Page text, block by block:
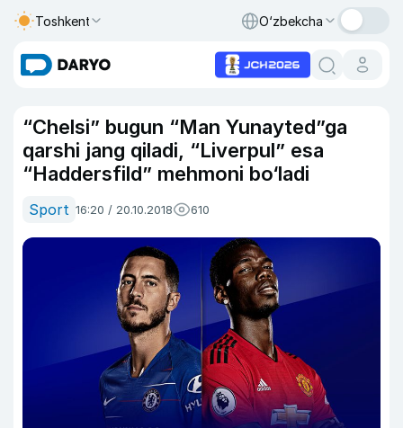
Toshkent O‘zbekcha
“Chelsi” bugun “Man Yunayted”ga
qarshi jang qiladi, “Liverpul” esa
“Haddersfild” mehmoni bo‘ladi
Sport 16:20 / 20.10.2018 610